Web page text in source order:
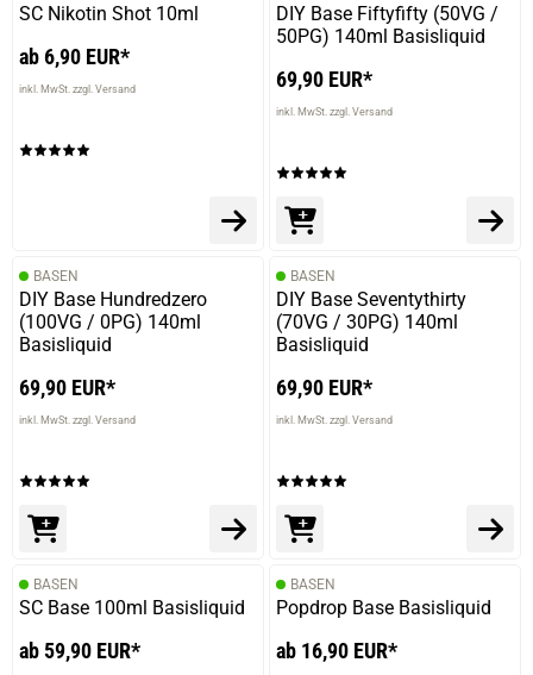
SC Nikotin Shot 10ml
ab 6,90 EUR*
inkl. MwSt. zzgl. Versand
DIY Base Fiftyfifty (50VG /
50PG) 140ml Basisliquid
69,90 EUR*
inkl. MwSt. zzgl. Versand
BASEN
DIY Base Hundredzero
(100VG / 0PG) 140ml
Basisliquid
69,90 EUR*
inkl. MwSt. zzgl. Versand
BASEN
DIY Base Seventythirty
(70VG / 30PG) 140ml
Basisliquid
69,90 EUR*
inkl. MwSt. zzgl. Versand
BASEN
SC Base 100ml Basisliquid
ab 59,90 EUR*
BASEN
Popdrop Base Basisliquid
ab 16,90 EUR*